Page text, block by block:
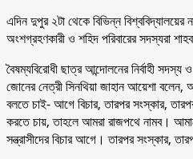
এদিন দুপুর ২টা থেকে বিভিন্ন
অংশগ্রহণকারী ও শহিদ পরিবারের সদস্যরা
বৈষম্যবিরোধী ছাত্র আন্দোলনের নির্বাহী সদস্য
জোনের নেত্রী সিনথিয়া জাহান আয়েশা বলেন,
বলতে চাই- আগে বিচার, তারপর সংস্কার,
করতে চায়, তাহলে আমরা রাজপথে নামব।
সন্ত্রাসীদের বিচার আগে। তারপর সংস্কার,